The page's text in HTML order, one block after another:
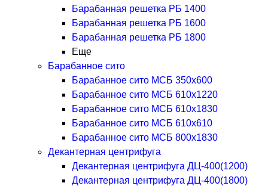
Барабанная решетка РБ 1400
Барабанная решетка РБ 1600
Барабанная решетка РБ 1800
Еще
Барабанное сито
Барабанное сито МСБ 350x600
Барабанное сито МСБ 610x1220
Барабанное сито МСБ 610x1830
Барабанное сито МСБ 610x610
Барабанное сито МСБ 800x1830
Декантерная центрифуга
Декантерная центрифуга ДЦ-400(1200)
Декантерная центрифуга ДЦ-400(1800)